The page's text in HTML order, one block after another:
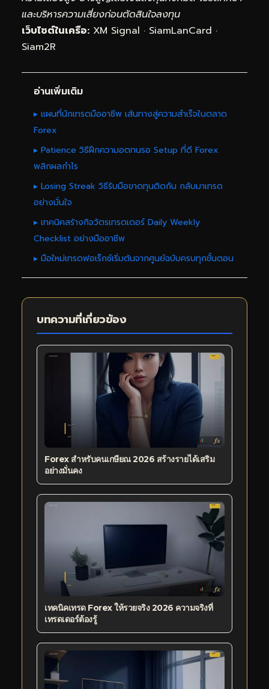
และบริหารความเสี่ยงก่อนตัดสินใจลงทุน
เว็บไซต์ในเครือ: XM Signal · SiamLanCard ·
Siam2R
อ่านเพิ่มเติม
▸ แผนที่นักเทรดมืออาชีพ เส้นทางสู่ความสำเร็จในตลาด
Forex
▸ Patience วิธีฝึกความอดทนรอ Setup ที่ดี Forex
พลิกผลกำไร
▸ Losing Streak วิธีรับมือขาดทุนติดกัน กลับมาเทรด
อย่างมั่นใจ
▸ เทคนิคสร้างกิจวัตรเทรดเดอร์ Daily Weekly
Checklist อย่างมืออาชีพ
▸ มือใหม่เทรดฟอเร็กซ์เริ่มต้นจากศูนย์ฉบับครบทุกขั้นตอน
บทความที่เกี่ยวข้อง
Forex สำหรับคนเกษียณ 2026 สร้างรายได้เสริม
อย่างมั่นคง
เทคนิคเทรด Forex ให้รวยจริง 2026 ความจริงที่
เทรดเดอร์ต้องรู้